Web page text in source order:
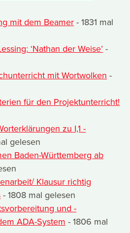
mit dem Beamer - 1831 mal
‘Nathan der Weise’ -
mit Wortwolken -
für den Projektunterricht!
zu I,1 -
gelesen
Baden-Württemberg ab
Klausur richtig
- 1808 mal gelesen
und -
ADA-System - 1806 mal